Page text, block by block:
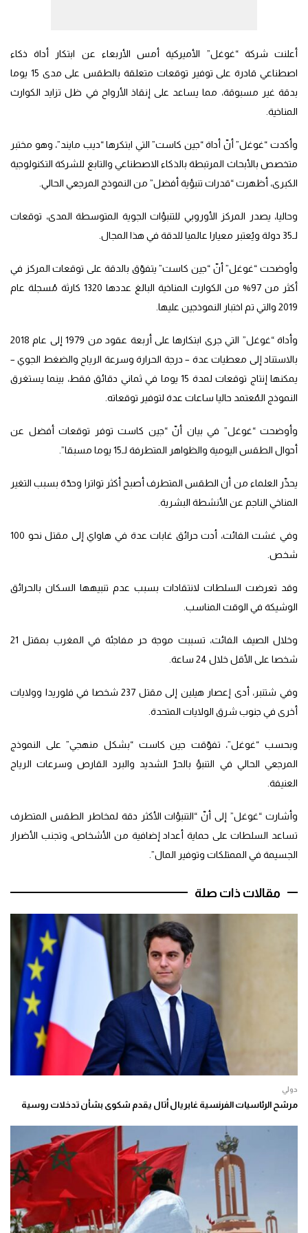
أعلنت شركة “غوغل” الأميركية أمس الأربعاء عن ابتكار أداة ذكاء
اصطناعي قادرة على توفير توقعات متعلقة بالطقس على مدى 15 يوما
بدقة غير مسبوقة، مما يساعد على إنقاذ الأرواح في ظل تزايد الكوارث
المناخية.
وأكدت “غوغل” أنّ أداة “جين كاست” التي ابتكرها “ديب مايند”، وهو مختبر
متخصص بالأبحاث المرتبطة بالذكاء الاصطناعي والتابع للشركة التكنولوجية
الكبرى، أظهرت “قدرات تنبؤية أفضل” من النموذج المرجعي الحالي.
وحاليا، يصدر المركز الأوروبي للتنبؤات الجوية المتوسطة المدى، توقعات
لـ35 دولة ويُعتبر معيارا عالميا للدقة في هذا المجال.
وأوضحت “غوغل” أنّ “جين كاست” يتفوّق بالدقة على توقعات المركز في
أكثر من 97% من الكوارث المناخية البالغ عددها 1320 كارثة مُسجلة عام
2019 والتي تم اختبار النموذجين عليها.
وأداة “غوغل” التي جرى ابتكارها على أربعة عقود من 1979 إلى عام 2018
بالاستناد إلى معطيات عدة – درجة الحرارة وسرعة الرياح والضغط الجوي –
يمكنها إنتاج توقعات لمدة 15 يوما في ثماني دقائق فقط، بينما يستغرق
النموذج المُعتمد حاليا ساعات عدة لتوفير توقعاته.
وأوضحت “غوغل” في بيان أنّ “جين كاست توفر توقعات أفضل عن
أحوال الطقس اليومية والظواهر المتطرفة لـ15 يوما مسبقا”.
يحذّر العلماء من أن الطقس المتطرف أصبح أكثر تواترا وحدّة بسبب التغير
المناخي الناجم عن الأنشطة البشرية.
وفي غشت الفائت، أدت حرائق غابات عدة في هاواي إلى مقتل نحو 100
شخص.
وقد تعرضت السلطات لانتقادات بسبب عدم تنبيهها السكان بالحرائق
الوشيكة في الوقت المناسب.
وخلال الصيف الفائت، تسببت موجة حر مفاجئة في المغرب بمقتل 21
شخصا على الأقل خلال 24 ساعة.
وفي شتنبر، أدى إعصار هيلين إلى مقتل 237 شخصا في فلوريدا وولايات
أخرى في جنوب شرق الولايات المتحدة.
وبحسب “غوغل”، تفوّقت جين كاست “بشكل منهجي” على النموذج
المرجعي الحالي في التنبؤ بالحرّ الشديد والبرد القارص وسرعات الرياح
العنيفة.
وأشارت “غوغل” إلى أنّ “التنبؤات الأكثر دقة لمخاطر الطقس المتطرف
تساعد السلطات على حماية أعداد إضافية من الأشخاص، وتجنب الأضرار
الجسيمة في الممتلكات وتوفير المال”.
مقالات ذات صلة
دولي
مرشح الرئاسيات الفرنسية غابريال أتال يقدم شكوى بشأن تدخلات روسية